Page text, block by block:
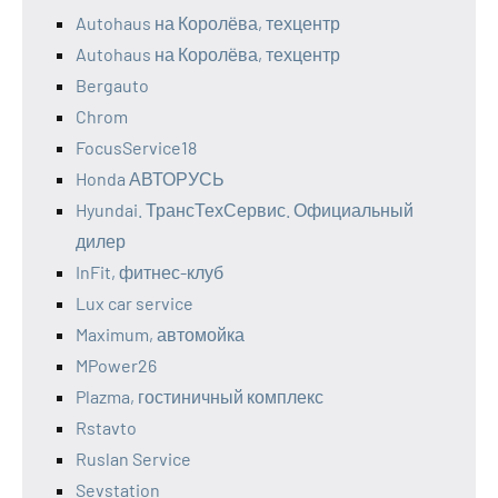
Autohaus на Королёва, техцентр
Autohaus на Королёва, техцентр
Bergauto
Chrom
FocusService18
Honda АВТОРУСЬ
Hyundai. ТрансТехСервис. Официальный
дилер
InFit, фитнес-клуб
Lux car service
Maximum, автомойка
MPower26
Plazma, гостиничный комплекс
Rstavto
Ruslan Service
Sevstation